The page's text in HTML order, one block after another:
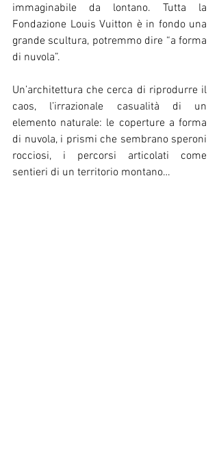
immaginabile da lontano. Tutta la
Fondazione Louis Vuitton è in fondo una
grande scultura, potremmo dire “a forma
di nuvola”.
Un’architettura che cerca di riprodurre il
caos, l’irrazionale casualità di un
elemento naturale: le coperture a forma
di nuvola, i prismi che sembrano speroni
rocciosi, i percorsi articolati come
sentieri di un territorio montano…